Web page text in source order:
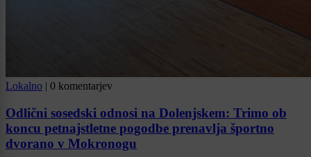
Lokalno 0 komentarjev
Odlični sosedski odnosi na Dolenjskem: Trimo ob
koncu petnajstletne pogodbe prenavlja športno
dvorano v Mokronogu